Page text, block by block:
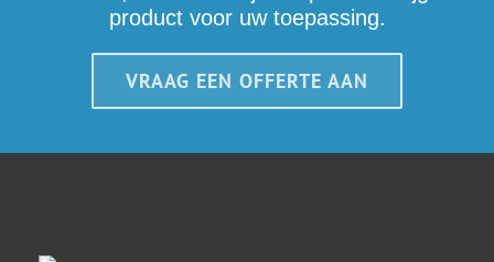
product voor uw toepassing.
VRAAG EEN OFFERTE AAN